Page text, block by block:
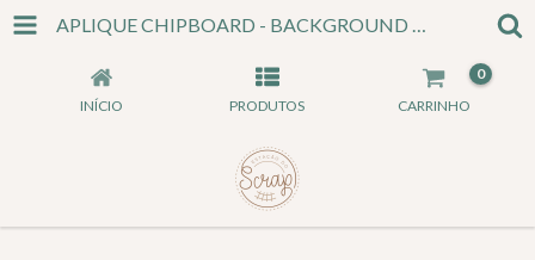
APLIQUE CHIPBOARD - BACKGROUND - CERCA
INÍCIO PRODUTOS CARRINHO
0